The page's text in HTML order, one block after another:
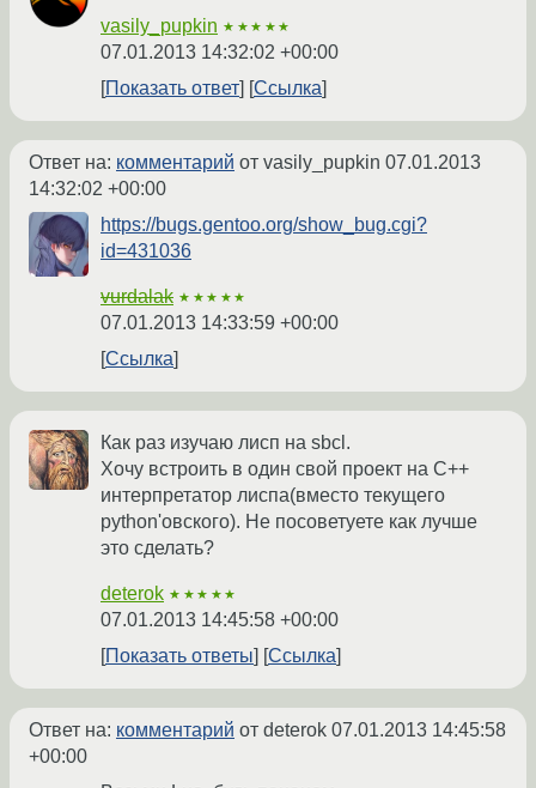
vasily_pupkin ★★★★★
07.01.2013 14:32:02 +00:00
Показать ответ
Ссылка
Ответ на: комментарий от vasily_pupkin 07.01.2013
14:32:02 +00:00
https://bugs.gentoo.org/show_bug.cgi?
id=431036
vurdalak ★★★★★
07.01.2013 14:33:59 +00:00
Ссылка
Как раз изучаю лисп на sbcl.
Хочу встроить в один свой проект на C++
интерпретатор лиспа(вместо текущего
python'овского). Не посоветуете как лучше
это сделать?
deterok ★★★★★
07.01.2013 14:45:58 +00:00
Показать ответы
Ссылка
Ответ на: комментарий от deterok 07.01.2013 14:45:58
+00:00